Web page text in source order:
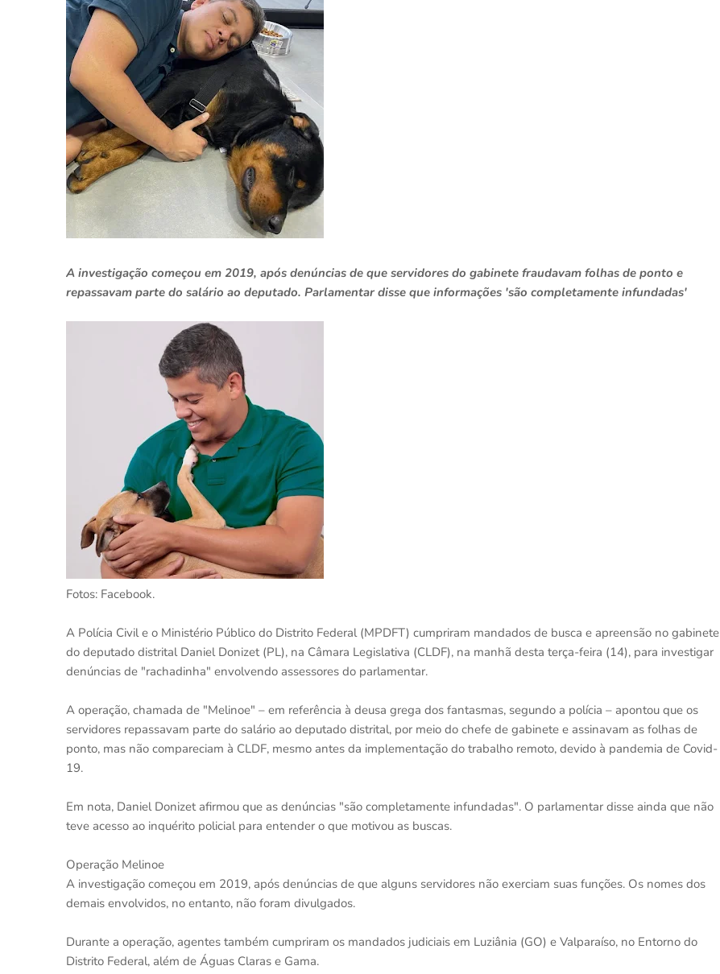
A investigação começou em 2019, após denúncias de que servidores do gabinete fraudavam folhas de ponto e
repassavam parte do salário ao deputado. Parlamentar disse que informações 'são completamente infundadas'
Fotos: Facebook.
A Polícia Civil e o Ministério Público do Distrito Federal (MPDFT) cumpriram mandados de busca e apreensão no gabinete
do deputado distrital Daniel Donizet (PL), na Câmara Legislativa (CLDF), na manhã desta terça-feira (14), para investigar
denúncias de "rachadinha" envolvendo assessores do parlamentar.
A operação, chamada de "Melinoe" – em referência à deusa grega dos fantasmas, segundo a polícia – apontou que os
servidores repassavam parte do salário ao deputado distrital, por meio do chefe de gabinete e assinavam as folhas de
ponto, mas não compareciam à CLDF, mesmo antes da implementação do trabalho remoto, devido à pandemia de Covid-
19.
Em nota, Daniel Donizet afirmou que as denúncias "são completamente infundadas". O parlamentar disse ainda que não
teve acesso ao inquérito policial para entender o que motivou as buscas.
Operação Melinoe
A investigação começou em 2019, após denúncias de que alguns servidores não exerciam suas funções. Os nomes dos
demais envolvidos, no entanto, não foram divulgados.
Durante a operação, agentes também cumpriram os mandados judiciais em Luziânia (GO) e Valparaíso, no Entorno do
Distrito Federal, além de Águas Claras e Gama.